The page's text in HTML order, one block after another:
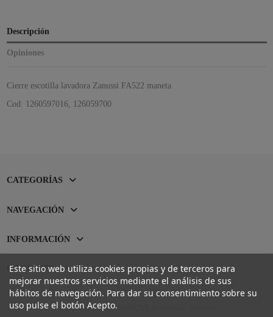
Descripción
Opiniones
Cierre escotilla lavadora Zanussi FA522 maneta
Cod: 1260597016, 126059700
CATEGORÍAS
NAVEGACIÓN
INFORMACIÓN
CONTACTO
Este sitio web utiliza cookies propias y de terceros para
mejorar nuestros servicios mediante el análisis de sus
hábitos de navegación. Para dar su consentimiento sobre su
uso pulse el botón Acepto.
Sitio protegido por reCAPTCHA.